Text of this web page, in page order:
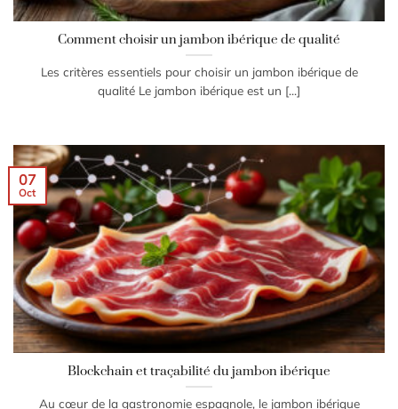
Comment choisir un jambon ibérique de qualité
Les critères essentiels pour choisir un jambon ibérique de
qualité Le jambon ibérique est un [...]
Blockchain et traçabilité du jambon ibérique
Au cœur de la gastronomie espagnole, le jambon ibérique
07
Oct